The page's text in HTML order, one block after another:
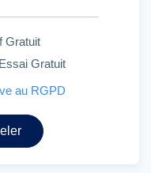
Gratuit
Gratuit
au RGPD